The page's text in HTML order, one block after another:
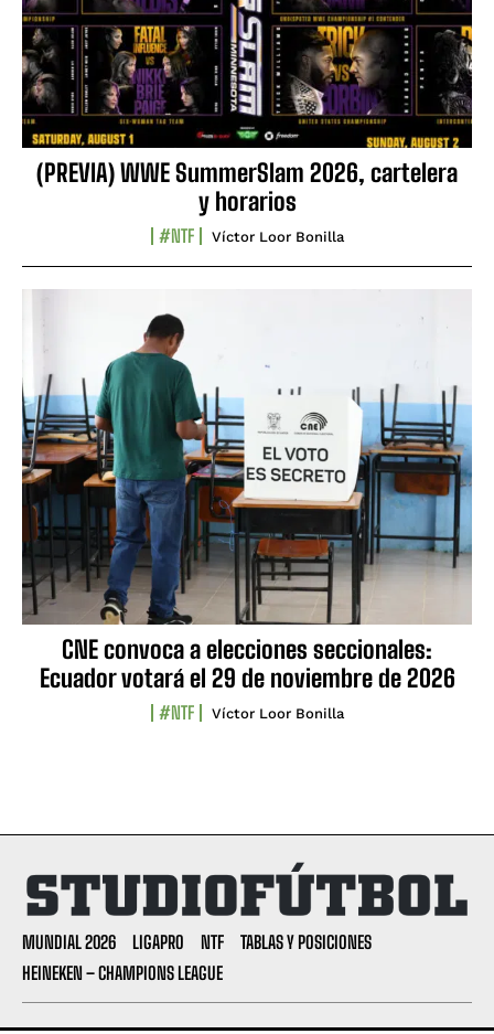
(PREVIA) WWE SummerSlam 2026, cartelera
y horarios
#NTF Víctor Loor Bonilla
CNE convoca a elecciones seccionales:
Ecuador votará el 29 de noviembre de 2026
#NTF Víctor Loor Bonilla
MUNDIAL 2026 LIGAPRO NTF
TABLAS Y POSICIONES
HEINEKEN – CHAMPIONS LEAGUE